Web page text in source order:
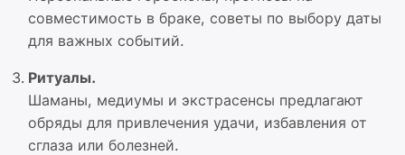
совместимость в браке, советы по выбору даты
для важных событий.
Ритуалы.
Шаманы, медиумы и экстрасенсы предлагают
обряды для привлечения удачи, избавления от
сглаза или болезней.